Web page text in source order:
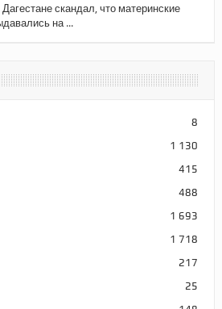
скандал, что материнские
на ...
8
1 130
415
488
1 693
1 718
217
25